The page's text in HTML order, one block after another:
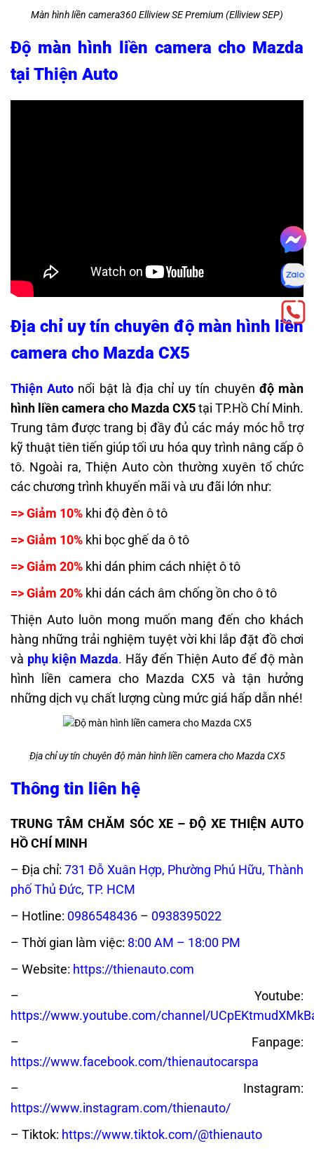
Màn hình liền camera360 Elliview SE Premium (Elliview SEP)
Độ màn hình liền camera cho Mazda
tại Thiện Auto
Địa chỉ uy tín chuyên độ màn hình liền
camera cho Mazda CX5
Thiện Auto nổi bật là địa chỉ uy tín chuyên độ màn
hình liền camera cho Mazda CX5tại TP.Hồ Chí Minh.
Trung tâm được trang bị đầy đủ các máy móc hỗ trợ
kỹ thuật tiên tiến giúp tối ưu hóa quy trình nâng cấp ô
tô. Ngoài ra, Thiện Auto còn thường xuyên tổ chức
các chương trình khuyến mãi và ưu đãi lớn như:
=> Giảm 10% khi độ đèn ô tô
=> Giảm 10% khi bọc ghế da ô tô
=> Giảm 20% khi dán phim cách nhiệt ô tô
=> Giảm 20% khi dán cách âm chống ồn cho ô tô
Thiện Auto luôn mong muốn mang đến cho khách
hàng những trải nghiệm tuyệt vời khi lắp đặt đồ chơi
và phụ kiện Mazda. Hãy đến Thiện Auto để độ màn
hình liền camera cho Mazda CX5 và tận hưởng
những dịch vụ chất lượng cùng mức giá hấp dẫn nhé!
Địa chỉ uy tín chuyên độ màn hình liền camera cho Mazda CX5
Thông tin liên hệ
TRUNG TÂM CHĂM SÓC XE – ĐỘ XE THIỆN AUTO
HỒ CHÍ MINH
– Địa chỉ: 731 Đỗ Xuân Hợp, Phường Phú Hữu, Thành
phố Thủ Đức, TP. HCM
– Hotline: 0986548436 – 0938395022
– Thời gian làm việc: 8:00 AM – 18:00 PM
– Website: https://thienauto.com
– Youtube:
https://www.youtube.com/channel/
– Fanpage:
https://www.facebook.com/thienautocarspa
– Instagram:
https://www.instagram.com/thienauto/
– Tiktok: https://www.tiktok.com/@thienauto